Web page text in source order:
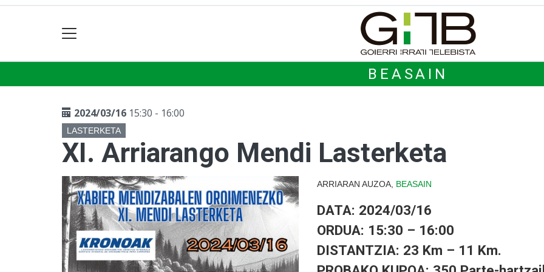
BEASAIN
2024/03/16 15:30 - 16:00
LASTERKETA
XI. Arriarango Mendi Lasterketa
ARRIARAN AUZOA, BEASAIN
DATA: 2024/03/16
ORDUA: 15:30 – 16:00
DISTANTZIA: 23 Km – 11 Km.